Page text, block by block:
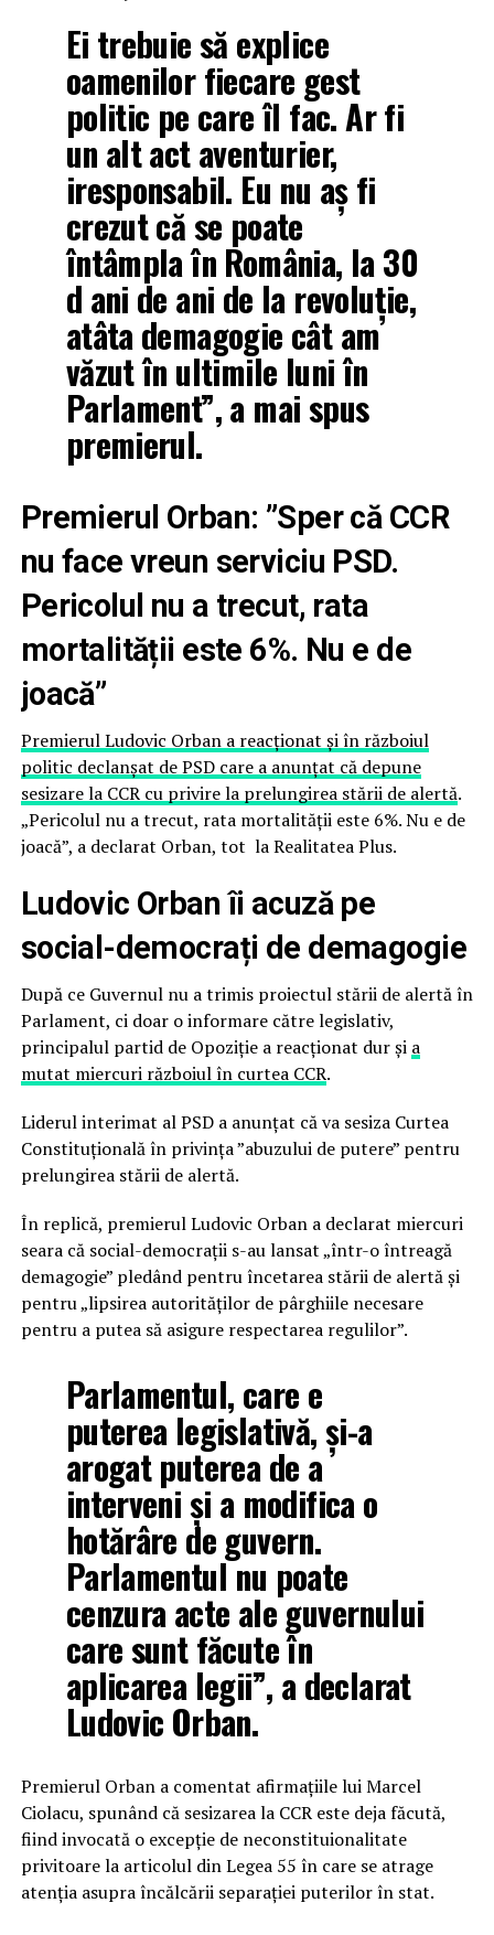
Ei trebuie să explice
oamenilor fiecare gest
politic pe care îl fac. Ar fi
un alt act aventurier,
iresponsabil. Eu nu aș fi
crezut că se poate
întâmpla în România, la 30
d ani de ani de la revoluție,
atâta demagogie cât am
văzut în ultimile luni în
Parlament”, a mai spus
premierul.
Premierul Orban: ”Sper că CCR
nu face vreun serviciu PSD.
Pericolul nu a trecut, rata
mortalității este 6%. Nu e de
joacă”
Premierul Ludovic Orban a reacționat și în războiul
politic declanșat de PSD care a anunțat că depune
sesizare la CCR cu privire la prelungirea stării de alertă.
„Pericolul nu a trecut, rata mortalității este 6%. Nu e de
joacă”, a declarat Orban, tot la Realitatea Plus.
Ludovic Orban îi acuză pe
social-democrați de demagogie
După ce Guvernul nu a trimis proiectul stării de alertă în
Parlament, ci doar o informare către legislativ,
principalul partid de Opoziție a reacționat dur și a
mutat miercuri războiul în curtea CCR.
Liderul interimat al PSD a anunțat că va sesiza Curtea
Constituţională în privinţa ”abuzului de putere” pentru
prelungirea stării de alertă.
În replică, premierul Ludovic Orban a declarat miercuri
seara că social-democrații s-au lansat „într-o întreagă
demagogie” pledând pentru încetarea stării de alertă și
pentru „lipsirea autorităților de pârghiile necesare
pentru a putea să asigure respectarea regulilor”.
Parlamentul, care e
puterea legislativă, și-a
arogat puterea de a
interveni și a modifica o
hotărâre de guvern.
Parlamentul nu poate
cenzura acte ale guvernului
care sunt făcute în
aplicarea legii”, a declarat
Ludovic Orban.
Premierul Orban a comentat afirmațiile lui Marcel
Ciolacu, spunând că sesizarea la CCR este deja făcută,
fiind invocată o excepție de neconstituionalitate
privitoare la articolul din Legea 55 în care se atrage
atenția asupra încălcării separației puterilor în stat.